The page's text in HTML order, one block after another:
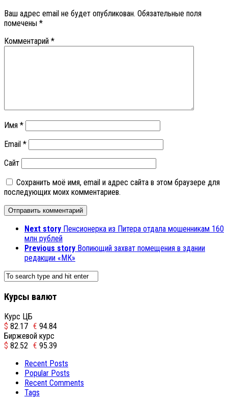
Ваш адрес email не будет опубликован. Обязательные поля
помечены *
Комментарий *
Имя *
Email *
Сайт
Сохранить моё имя, email и адрес сайта в этом браузере для
последующих моих комментариев.
Next story Пенсионерка из Питера отдала мошенникам 160
млн рублей
Previous story Вопиющий захват помещения в здании
редакции «МК»
Курсы валют
Курс ЦБ
$ 82.17 € 94.84
Биржевой курс
$ 82.52 € 95.39
Recent Posts
Popular Posts
Recent Comments
Tags